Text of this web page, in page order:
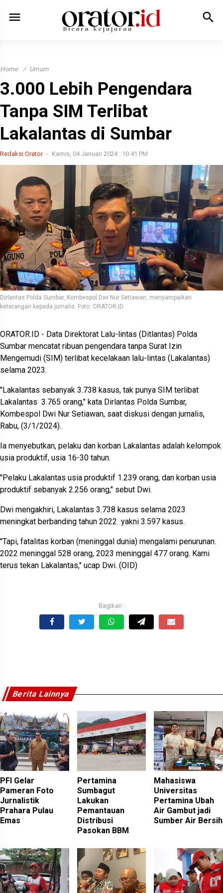
menu search
Home Umum
3.000 Lebih Pengendara
Tanpa SIM Terlibat
Lakalantas di Sumbar
Redaksi Orator Kamis, 04 Januari 2024 : 10:41 PM
Dirlantas Polda Sumbar, Kombespol Dwi Nur Setiawan, menyampaikan
keterangan kepada jurnalis. Foto: ORATOR.ID
ORATOR.ID - Data Direktorat Lalu-lintas (Ditlantas) Polda
Sumbar mencatat ribuan pengendara tanpa Surat Izin
Mengemudi (SIM) terlibat kecelakaan lalu-lintas (Lakalantas)
selama 2023.
"Lakalantas sebanyak 3.738 kasus, tak punya SIM terlibat
Lakalantas 3.765 orang," kata Dirlantas Polda Sumbar,
Kombespol Dwi Nur Setiawan, saat diskusi dengan jurnalis,
Rabu, (3/1/2024).
Ia menyebutkan, pelaku dan korban Lakalantas adalah kelompok
usia produktif, usia 16-30 tahun.
"Pelaku Lakalantas usia produktif 1.239 orang, dan korban usia
produktif sebanyak 2.256 orang," sebut Dwi.
Dwi mengakhiri, Lakalantas 3.738 kasus selama 2023
meningkat berbanding tahun 2022 yakni 3.597 kasus.
"Tapi, fatalitas korban (meninggal dunia) mengalami penurunan.
2022 meninggal 528 orang, 2023 meninggal 477 orang. Kami
terus tekan Lakalantas," ucap Dwi. (OID)
Berita Lainnya
PFI Gelar
Pameran Foto
Jurnalistik
Prahara Pulau
Emas
Pertamina
Sumbagut
Lakukan
Pemantauan
Distribusi
Pasokan BBM
Mahasiswa
Universitas
Pertamina Ubah
Air Gambut jadi
Sumber Air Bersih